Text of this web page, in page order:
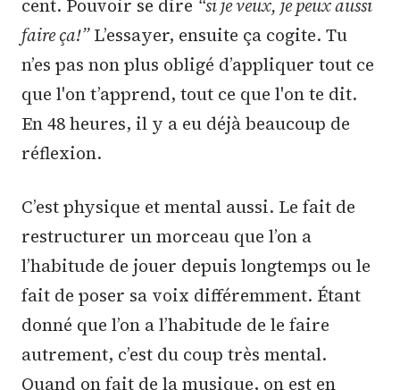
cent. Pouvoir se dire “si je veux, je peux aussi
faire ça!”L’essayer, ensuite ça cogite. Tu
n’es pas non plus obligé d’appliquer tout ce
que l'on t’apprend, tout ce que l'on te dit.
En 48 heures, il y a eu déjà beaucoup de
réflexion.
C’est physique et mental aussi. Le fait de
restructurer un morceau que l’on a
l’habitude de jouer depuis longtemps ou le
fait de poser sa voix différemment. Étant
donné que l’on a l’habitude de le faire
autrement, c’est du coup très mental.
Quand on fait de la musique, on est en